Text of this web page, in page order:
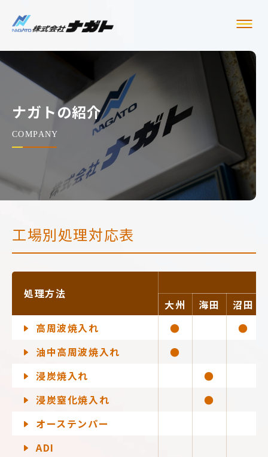
ナガトの紹介
工場別処理対応表
処理方法
大州 海田 沼田
高周波焼入れ
●
●
油中高周波焼入れ
●
浸炭焼入れ
●
浸炭窒化焼入れ
●
オーステンパー
ADI